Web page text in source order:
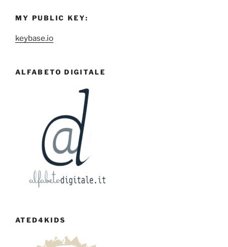
MY PUBLIC KEY:
keybase.io
ALFABETO DIGITALE
ATED4KIDS